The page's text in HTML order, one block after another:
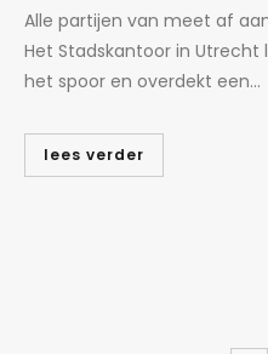
Alle partijen van meet af
Het Stadskantoor in Utrecht
het spoor en overdekt een...
lees verder